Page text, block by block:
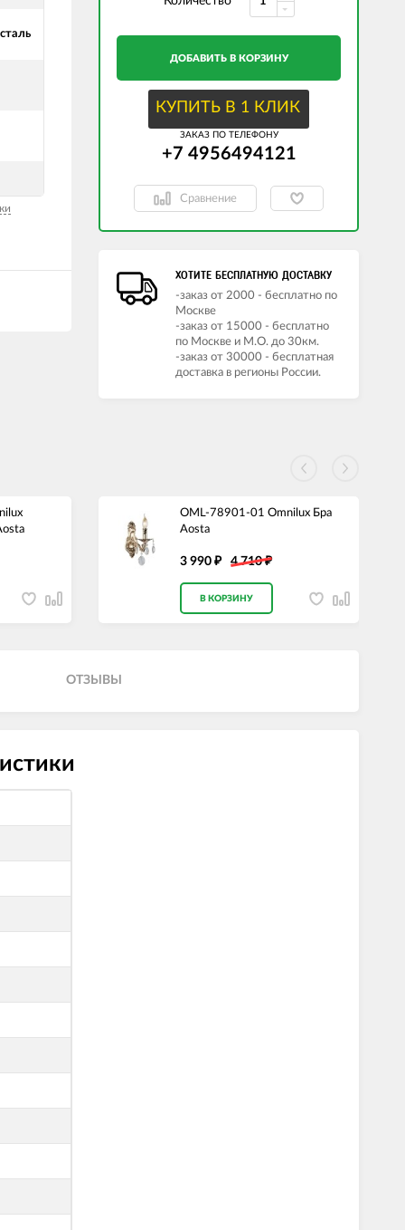
ДОБАВИТЬ В КОРЗИНУ
КУПИТЬ В 1 КЛИК
ЗАКАЗ ПО ТЕЛЕФОНУ
+7 4956494121
Сравнение
ХОТИТЕ БЕСПЛАТНУЮ ДОСТАВКУ
-заказ от 2000 - бесплатно по
Москве
-заказ от 15000 - бесплатно
по Москве и М.О. до 30км.
-заказ от 30000 - бесплатная
доставка в регионы России.
OML-78901-01 Omnilux Бра
Aosta
3 990 ₽ 4 710₽
В КОРЗИНУ
ОТЗЫВЫ